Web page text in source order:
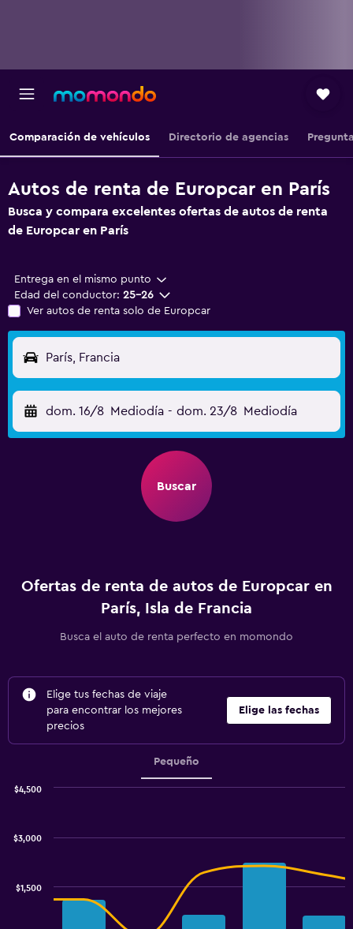
Comparación de vehículos Directorio de agencias
Autos de renta de Europcar en París
Busca y compara excelentes ofertas de autos de renta
de Europcar en París
Entrega en el mismo punto
Edad del conductor: 25-26
Ver autos de renta solo de Europcar
París, Francia
dom. 16/8 Mediodía - dom. 23/8 Mediodía
Buscar
Ofertas de renta de autos de Europcar en
París, Isla de Francia
Busca el auto de renta perfecto en momondo
Elige tus fechas de viaje
para encontrar los mejores
precios
Elige las fechas
Pequeño
$1,500
$3,000
$4,500